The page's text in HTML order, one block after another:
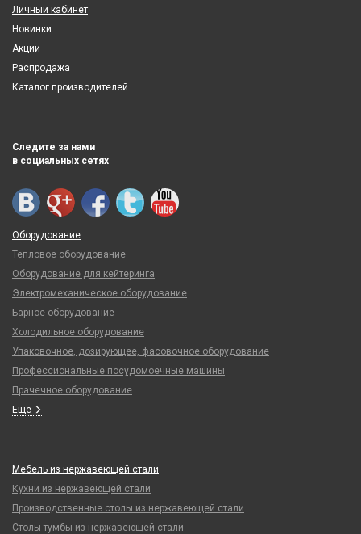
Личный кабинет
Новинки
Акции
Распродажа
Каталог производителей
Следите за нами
в социальных сетях
Оборудование
Тепловое оборудование
Оборудование для кейтеринга
Электромеханическое оборудование
Барное оборудование
Холодильное оборудование
Упаковочное, дозирующее, фасовочное оборудование
Профессиональные посудомоечные машины
Прачечное оборудование
Еще
Мебель из нержавеющей стали
Кухни из нержавеющей стали
Производственные столы из нержавеющей стали
Столы-тумбы из нержавеющей стали